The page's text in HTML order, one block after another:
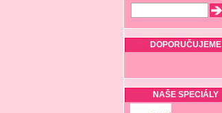
DOPORUČUJEME
NAŠE SPECIÁLY